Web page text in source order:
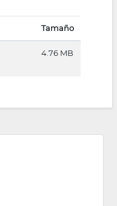
Tamaño
4.76 MB